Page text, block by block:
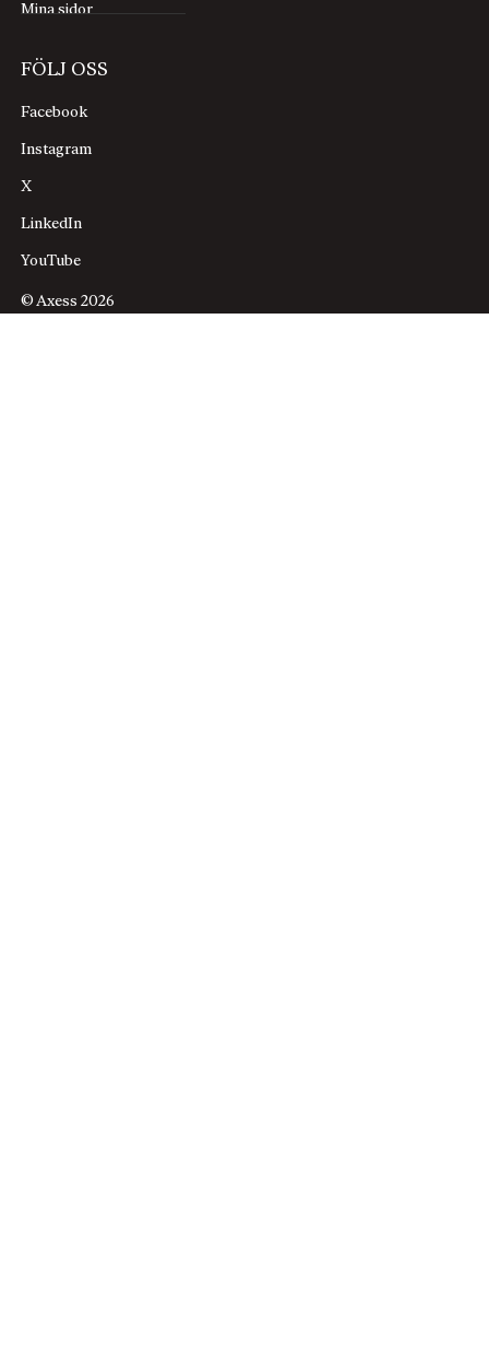
Mina sidor
FÖLJ OSS
Facebook
Instagram
X
LinkedIn
YouTube
© Axess 2026